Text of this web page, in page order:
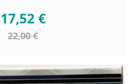
17,52 €
22,00 €